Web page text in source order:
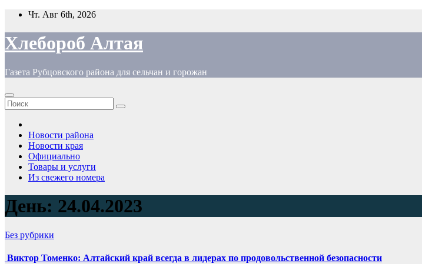
Перейти
содержимому
Чт. Авг 6th, 2026
Хлебороб Алтая
Газета Рубцовского района для сельчан и горожан
Новости района
Новости края
Официально
Товары и услуги
Из свежего номера
День: 24.04.2023
Без рубрики
Виктор Томенко: Алтайский край всегда в лидерах по продовольственной безопасности